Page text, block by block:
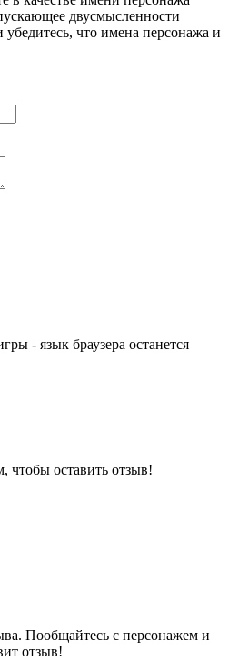
двусмысленности
что имена персонажа и
- язык браузера останется
чтобы оставить отзыв!
Пообщайтесь с персонажем и
отзыв!